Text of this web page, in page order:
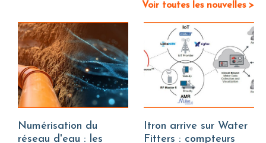
Voir toutes les nouvelles >
Numérisation du
réseau d'eau : les
Itron arrive sur Water
Fitters : compteurs